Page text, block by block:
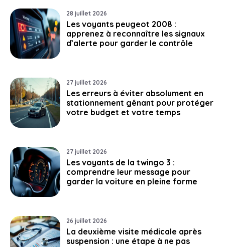
28 juillet 2026
Les voyants peugeot 2008 :
apprenez à reconnaître les signaux
d’alerte pour garder le contrôle
27 juillet 2026
Les erreurs à éviter absolument en
stationnement gênant pour protéger
votre budget et votre temps
27 juillet 2026
Les voyants de la twingo 3 :
comprendre leur message pour
garder la voiture en pleine forme
26 juillet 2026
La deuxième visite médicale après
suspension : une étape à ne pas